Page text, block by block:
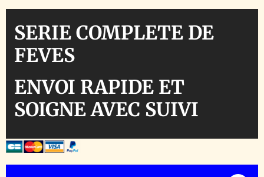
SERIE COMPLETE DE
FEVES
ENVOI RAPIDE ET
SOIGNE AVEC SUIVI